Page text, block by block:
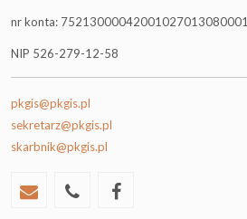
nr konta: 75213000042001027013080001
NIP 526-279-12-58
pkgis@pkgis.pl
sekretarz@pkgis.pl
skarbnik@pkgis.pl